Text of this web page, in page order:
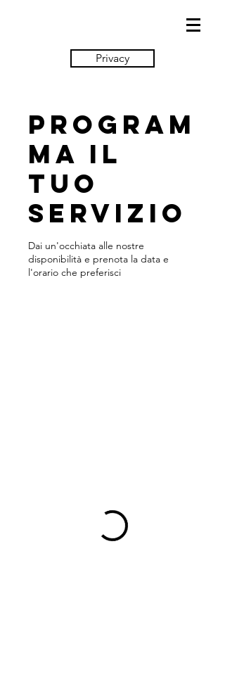
Privacy
Program
ma il
tuo
servizio
Dai un'occhiata alle nostre
disponibilità e prenota la data e
l'orario che preferisci